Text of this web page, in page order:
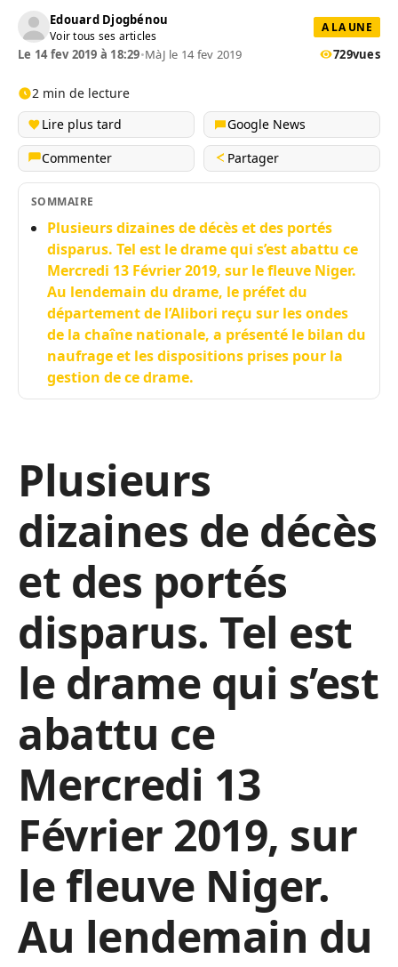
Edouard Djogbénou
Voir tous ses articles
A LA UNE
Le 14 fev 2019 à 18:29•MàJ le 14 fev 2019 729vues
2 min de lecture
Lire plus tard
Google News
Commenter
Partager
SOMMAIRE
Plusieurs dizaines de décès et des portés
disparus. Tel est le drame qui s’est abattu ce
Mercredi 13 Février 2019, sur le fleuve Niger.
Au lendemain du drame, le préfet du
département de l’Alibori reçu sur les ondes
de la chaîne nationale, a présenté le bilan du
naufrage et les dispositions prises pour la
gestion de ce drame.
Plusieurs
dizaines de décès
et des portés
disparus. Tel est
le drame qui s’est
abattu ce
Mercredi 13
Février 2019, sur
le fleuve Niger.
Au lendemain du